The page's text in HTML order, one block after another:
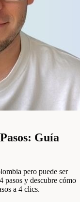
Guía
pero puede ser
pasos y descubre cómo
a 4 clics.